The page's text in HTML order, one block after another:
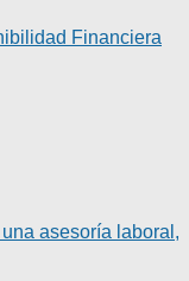
Financiera
asesoría laboral,